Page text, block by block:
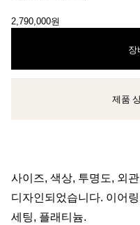
2,790,000원
장
클라이언트 어드바이저에
제품
사이즈, 색상, 투명도, 외
디자인되었습니다. 이어
세팅, 플래티늄.